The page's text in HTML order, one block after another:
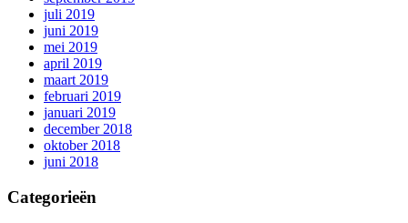
juli 2019
juni 2019
mei 2019
april 2019
maart 2019
februari 2019
januari 2019
december 2018
oktober 2018
juni 2018
Categorieën